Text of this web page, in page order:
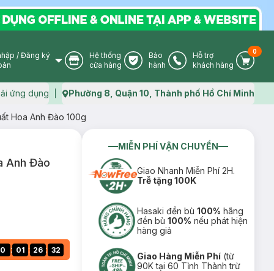
User Icon
/ Đăng ký
Store Icon
Hệ thống
cửa hàng
Warranty Icon
Bảo
hành
Phone Icon
Hỗ trợ
khách hàng
Cart
0
ứng dụng Map icon
Phường 8, Quận 10, Thành phố Hồ Chí Minh
Hoa Anh Đào 100g
Anh Đào
0 : 01 : 26 : 30
MIỄN PHÍ VẬN CHUYỂN
Giao Nhanh Miễn Phí 2H.
Trễ tặng 100K
Hasaki đền bù100% hãng
đền bù100% nếu phát hiện
hàng giả
Giao Hàng Miễn Phí (từ
90K tại 60 Tỉnh Thành trừ